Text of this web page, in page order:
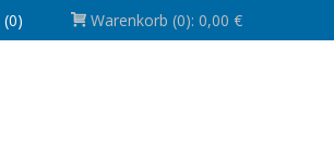
(0) Warenkorb (0): 0,00 €